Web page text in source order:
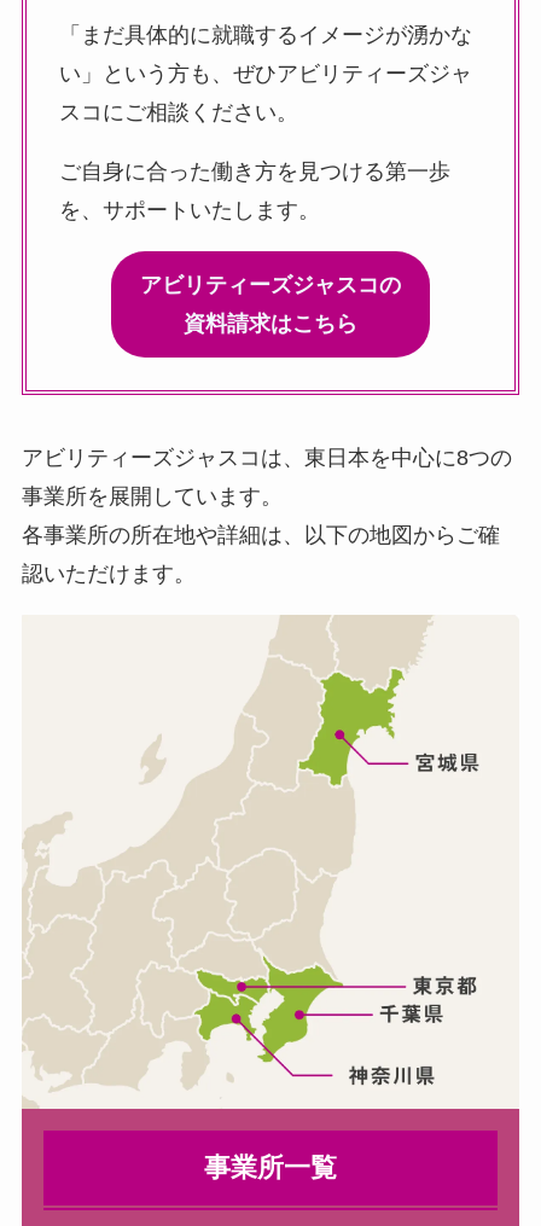
「まだ具体的に就職するイメージが湧かな
い」という方も、ぜひアビリティーズジャ
スコにご相談ください。
ご自身に合った働き方を見つける第一歩
を、サポートいたします。
アビリティーズジャスコの
資料請求はこちら
アビリティーズジャスコは、東日本を中心に8つの
事業所を展開しています。
各事業所の所在地や詳細は、以下の地図からご確
認いただけます。
事業所一覧